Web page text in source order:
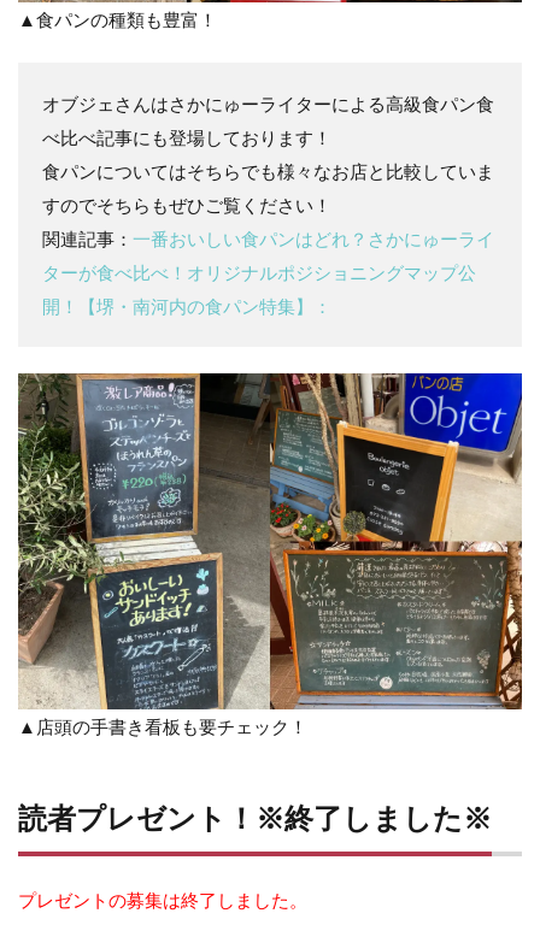
▲食パンの種類も豊富！
オブジェさんはさかにゅーライターによる高級食パン食
べ比べ記事にも登場しております！
食パンについてはそちらでも様々なお店と比較していま
すのでそちらもぜひご覧ください！
関連記事： 一番おいしい食パンはどれ？さかにゅーライ
ターが食べ比べ！オリジナルポジショニングマップ公
開！【堺・南河内の食パン特集】：
▲店頭の手書き看板も要チェック！
読者プレゼント！※終了しました※
プレゼントの募集は終了しました。